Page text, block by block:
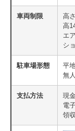
車両制限
高
高
エ
シ
駐車場形態
平
無人
支払方法
現
電
領